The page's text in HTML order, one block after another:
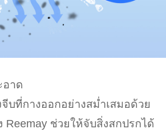
อาด
บที่กางออกอย่างสม่ำเสมอด้วย
Reemay ช่วยให้จับสิ่งสกปรกได้